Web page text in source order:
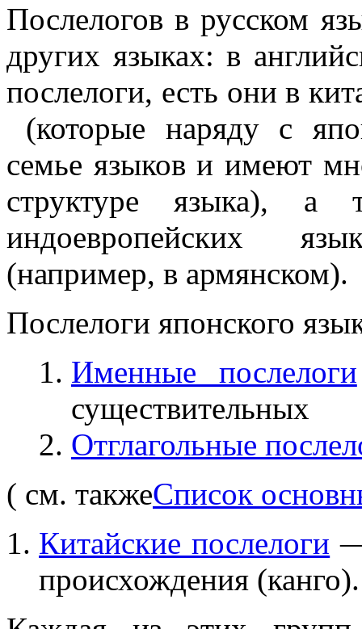
Послелогов в русском
других языках: в
послелоги, есть они в
(которые наряду с
семье языков и имеют
структуре языка), а
индоевропейских
(например, в армянском).
Послелоги японского
Именные послелоги
существительных
Отглагольные
( см. такжеСписок
Китайские послелоги
происхождения (канго).